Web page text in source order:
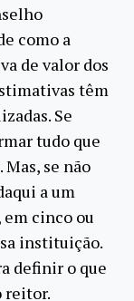
como a
de valor dos
têm
Se
tudo que
se não
a um
cinco ou
instituição.
definir o que
reitor.